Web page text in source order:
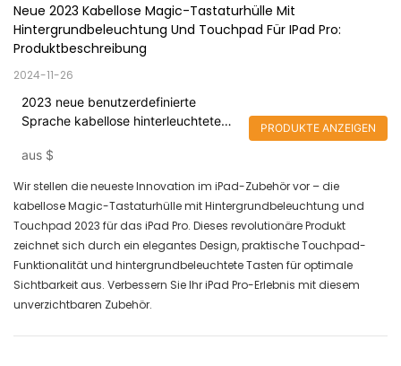
Neue 2023 Kabellose Magic-Tastaturhülle Mit
Hintergrundbeleuchtung Und Touchpad Für IPad Pro:
Produktbeschreibung
2024-11-26
2023 neue benutzerdefinierte
Sprache kabellose hinterleuchtete
magnetischem Aluminium-Touchpad
aus $
PRODUKTE ANZEIGEN
Wir stellen die neueste Innovation im iPad-Zubehör vor – die
kabellose Magic-Tastaturhülle mit Hintergrundbeleuchtung und
Touchpad 2023 für das iPad Pro. Dieses revolutionäre Produkt
zeichnet sich durch ein elegantes Design, praktische Touchpad-
Funktionalität und hintergrundbeleuchtete Tasten für optimale
Sichtbarkeit aus. Verbessern Sie Ihr iPad Pro-Erlebnis mit diesem
unverzichtbaren Zubehör.